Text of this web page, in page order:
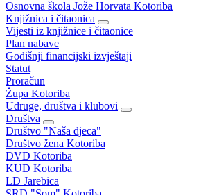
Osnovna škola Jože Horvata Kotoriba
Knjižnica i čitaonica
Vijesti iz knjižnice i čitaonice
Plan nabave
Godišnji financijski izvještaji
Statut
Proračun
Župa Kotoriba
Udruge, društva i klubovi
Društva
Društvo "Naša djeca"
Društvo žena Kotoriba
DVD Kotoriba
KUD Kotoriba
LD Jarebica